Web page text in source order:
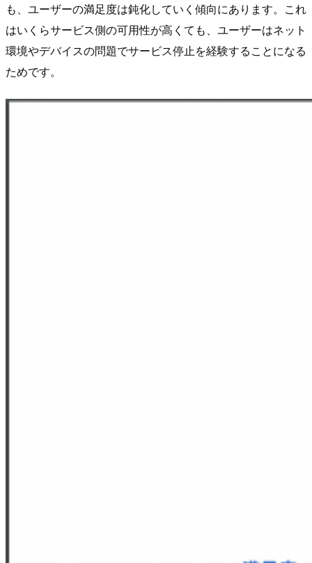
も、ユーザーの満足度は鈍化していく傾向にあります。これ
はいくらサービス側の可用性が高くても、ユーザーはネット
環境やデバイスの問題でサービス停止を経験することになる
ためです。